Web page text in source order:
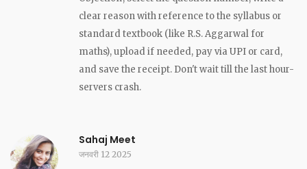
clear reason with reference to the syllabus or
standard textbook (like R.S. Aggarwal for
maths), upload if needed, pay via UPI or card,
and save the receipt. Don't wait till the last hour-
servers crash.
Sahaj Meet
जनवरी 12 2025